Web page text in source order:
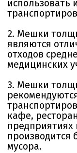
использовать
2. Мешки
являются
отходов
медицинских
3. Мешки
кафе,
предприятиях
производится
мусора.